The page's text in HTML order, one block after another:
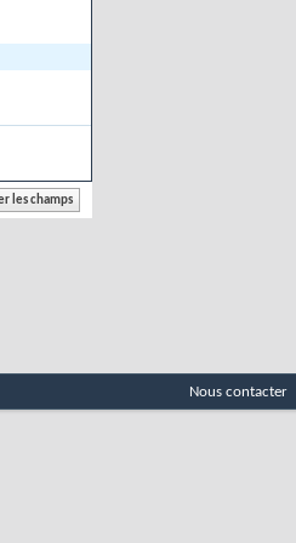
Nous contacter